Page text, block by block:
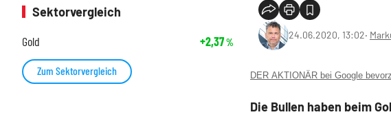
24.06.2020, 13:02‧
DER AKTIONÄR bei Google
Die Bullen haben beim
Sektorvergleich
Gold
+2,37%
Zum Sektorvergleich